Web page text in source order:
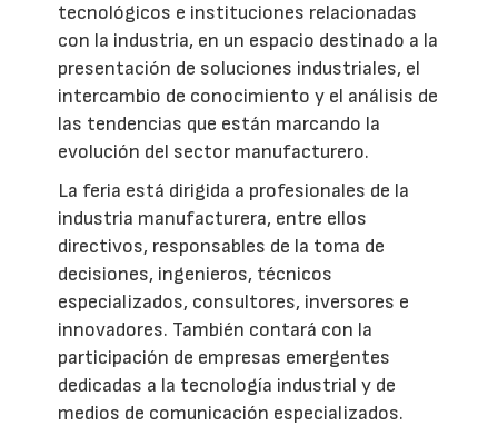
tecnológicos e instituciones relacionadas
con la industria, en un espacio destinado a la
presentación de soluciones industriales, el
intercambio de conocimiento y el análisis de
las tendencias que están marcando la
evolución del sector manufacturero.
La feria está dirigida a profesionales de la
industria manufacturera, entre ellos
directivos, responsables de la toma de
decisiones, ingenieros, técnicos
especializados, consultores, inversores e
innovadores. También contará con la
participación de empresas emergentes
dedicadas a la tecnología industrial y de
medios de comunicación especializados.